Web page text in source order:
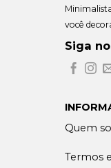
você
Siga
Quem
Termos